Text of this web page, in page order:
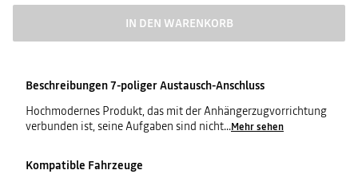
IN DEN WARENKORB
Beschreibungen7-poliger Austausch-Anschluss
Hochmodernes Produkt, das mit der Anhängerzugvorrichtung
verbunden ist, seine Aufgaben sind nicht...Mehr sehen
Kompatible Fahrzeuge